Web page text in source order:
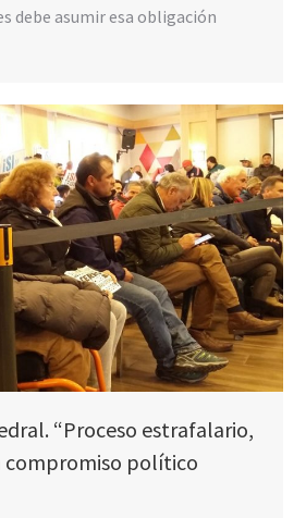
debe asumir esa obligación
“Proceso estrafalario,
compromiso político